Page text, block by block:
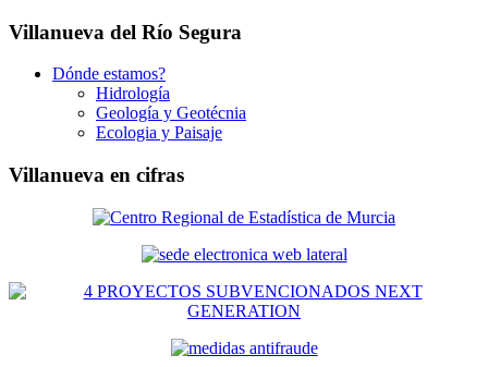
Villanueva del Río Segura
Dónde estamos?
Hidrología
Geología y Geotécnia
Ecologia y Paisaje
Villanueva en cifras